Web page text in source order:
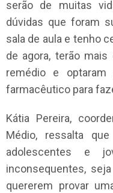
serão de muitas
dúvidas que foram
sala de aula e tenho
de agora, terão
remédio e optaram
farmacêutico para
Kátia Pereira,
Médio, ressalta
adolescentes e
inconsequentes,
quererem provar